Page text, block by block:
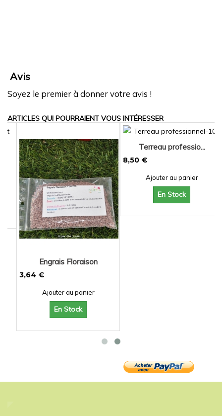
Avis
Soyez le premier à donner votre avis !
ARTICLES QUI POURRAIENT VOUS INTÉRESSER
Engrais Floraison
3,64 €
Ajouter au panier
En Stock
Terreau professio...
8,50 €
Ajouter au panier
En Stock